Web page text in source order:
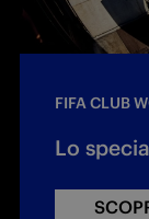
FIFA CLUB
Lo